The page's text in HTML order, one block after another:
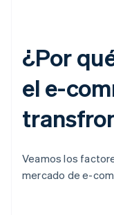
¿Por
el e-
Veamos los
mercado de e-